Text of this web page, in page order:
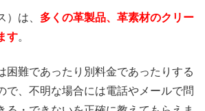
）は、 多くの革製品、革素材のクリー
す。
困難であったり別料金であったりする
で、不明な場合には電話やメールで問